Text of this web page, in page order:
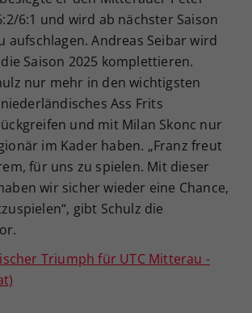
6:1 und wird ab nächster Saison
aufschlagen. Andreas Seibar wird
Saison 2025 komplettieren.
nur mehr in den wichtigsten
Ass Frits
und mit Milan Skonc nur
im Kader haben. „Franz freut
für uns zu spielen. Mit dieser
wir sicher wieder eine Chance,
gibt Schulz die
Triumph für UTC Mitterau -